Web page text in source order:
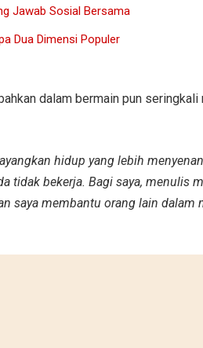
Jawab Sosial Bersama
Dua Dimensi Populer
dalam bermain pun
hidup yang lebih
tidak bekerja. Bagi saya, menulis
saya membantu orang lain